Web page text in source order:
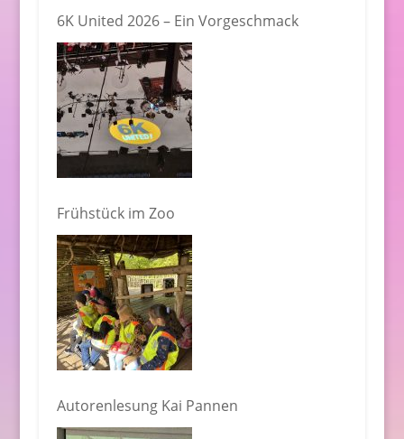
6K United 2026 – Ein Vorgeschmack
Frühstück im Zoo
Autorenlesung Kai Pannen